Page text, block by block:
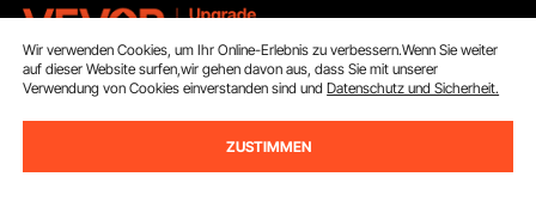
Melden Sie sich für unseren Newsletter an.
Wir verwenden Cookies, um Ihr Online-Erlebnis zu verbessern.Wenn Sie weiter
auf dieser Website surfen,wir gehen davon aus, dass Sie mit unserer
Verwendung von Cookies einverstanden sind undDatenschutz und Sicherheit.
ZUSTIMMEN